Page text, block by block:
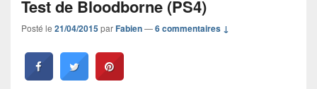
Test de Bloodborne (PS4)
Posté le 21/04/2015parFabien—6 commentaires ↓